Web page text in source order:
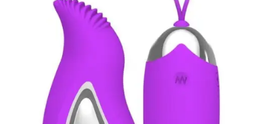
AÑADIR AL
CARRITO